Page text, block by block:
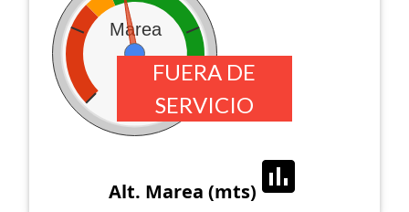
Marea
Alt. Marea (mts) assessment
FUERA DE
SERVICIO